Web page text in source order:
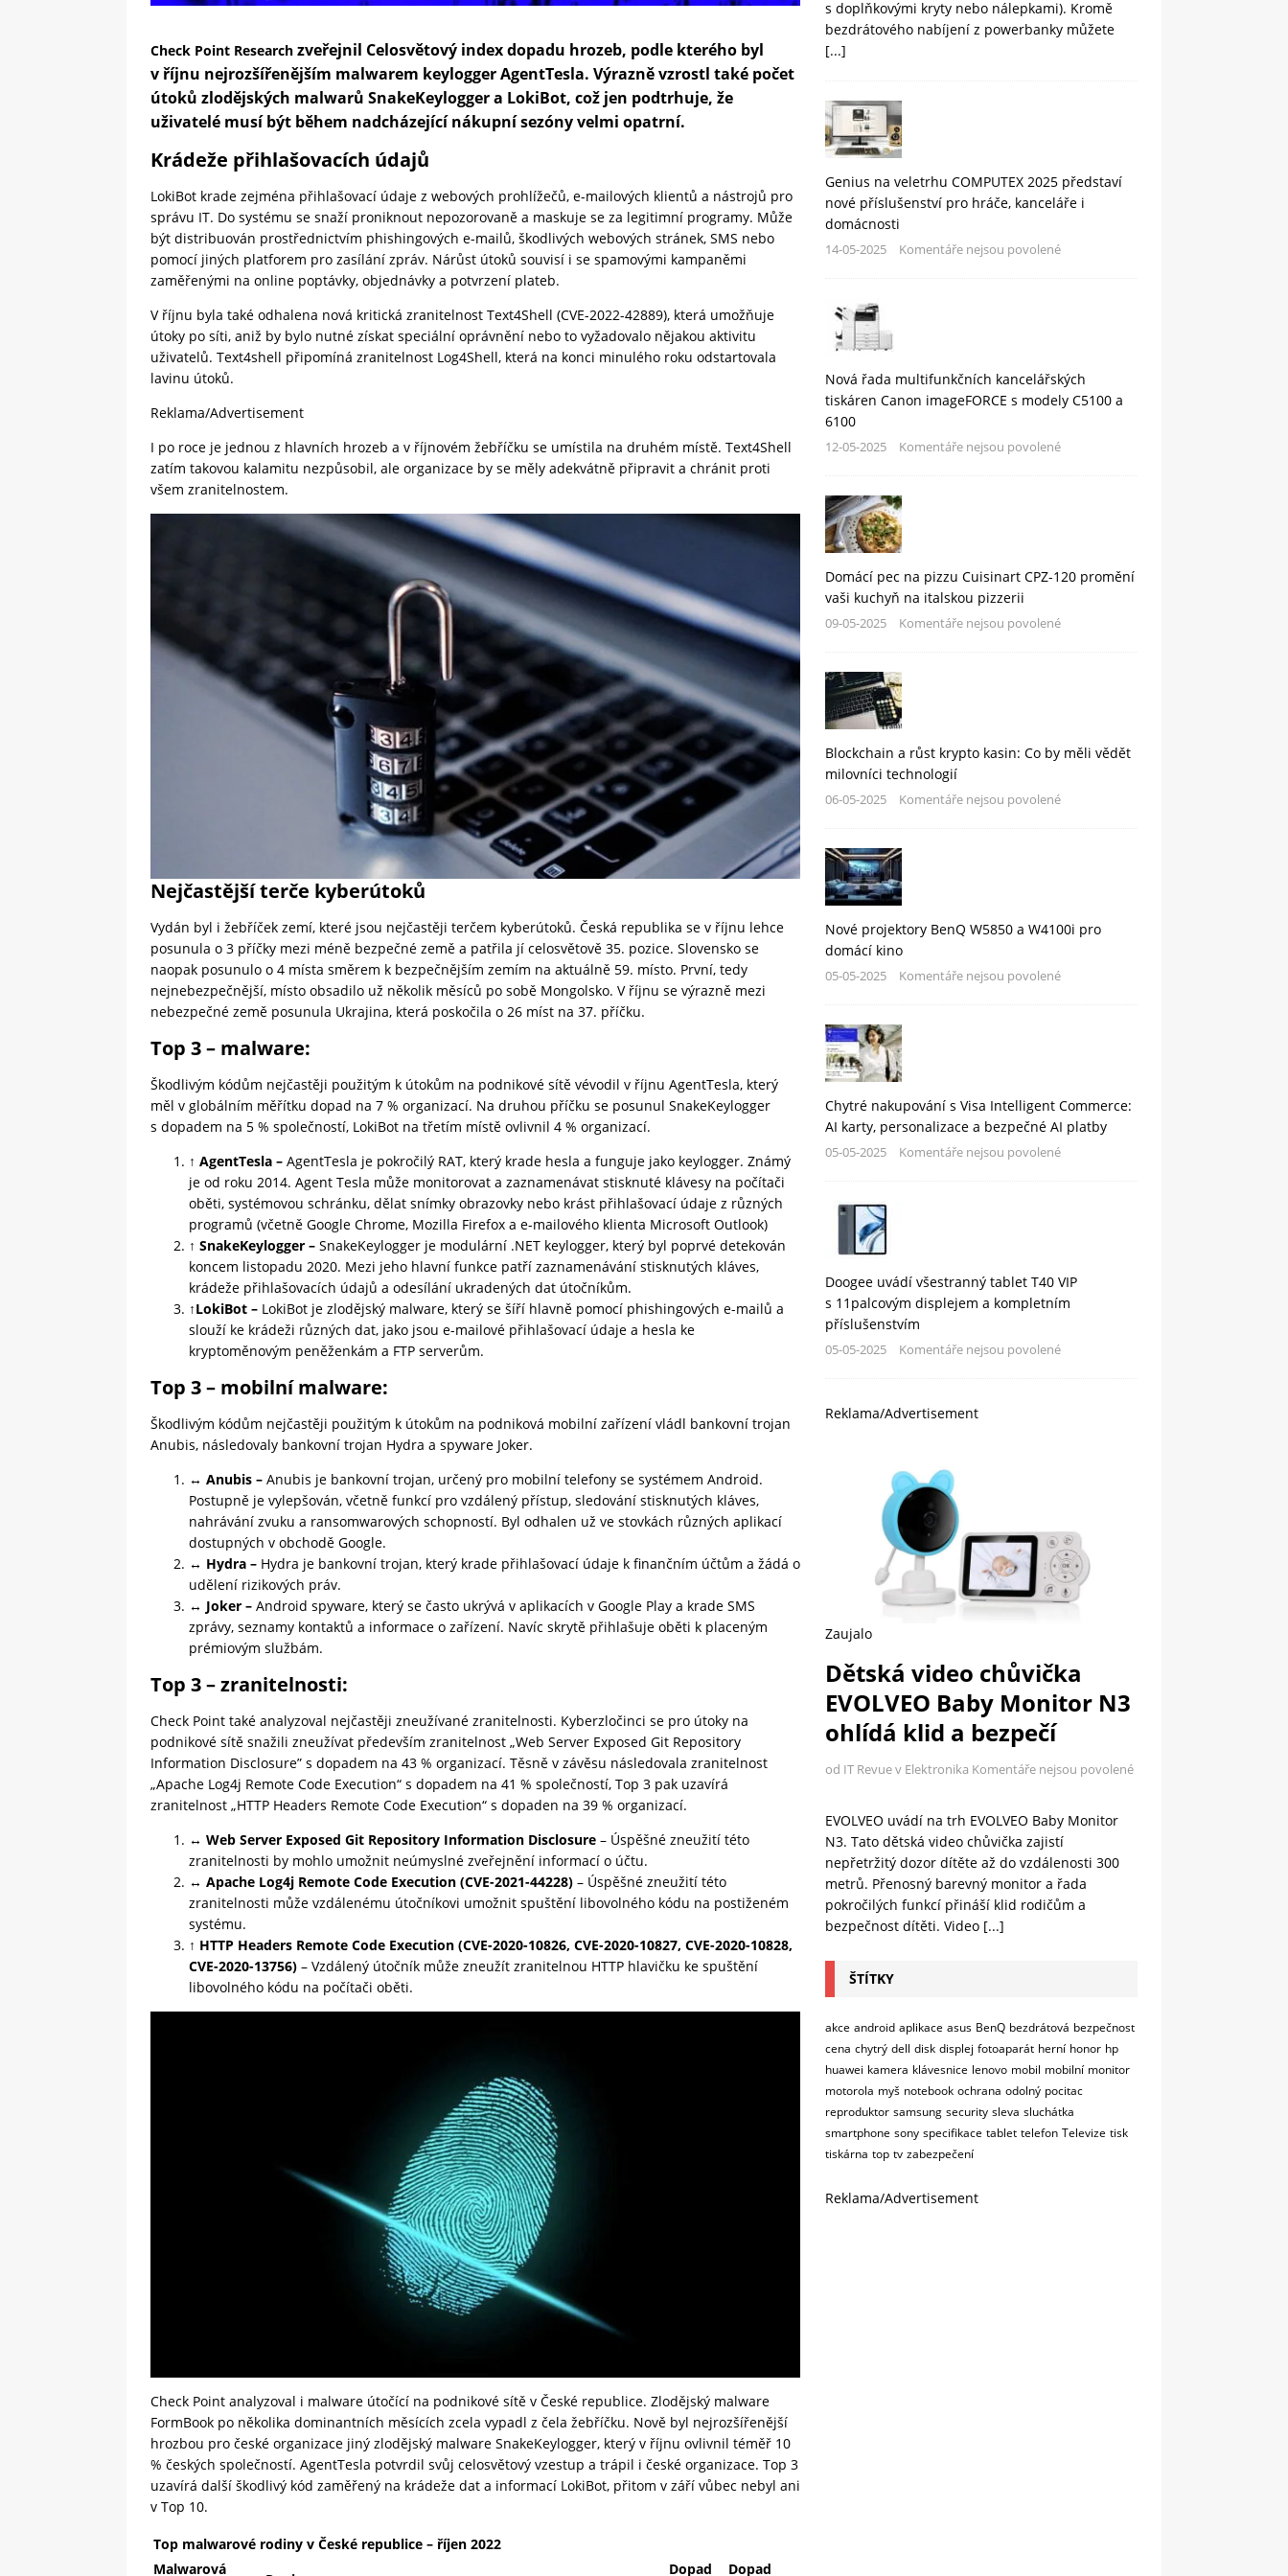
Check Point Research zveřejnil Celosvětový index dopadu hrozeb, podle kterého byl
v říjnu nejrozšířenějším malwarem keylogger AgentTesla. Výrazně vzrostl také počet
útoků zlodějských malwarů SnakeKeylogger a LokiBot, což jen podtrhuje, že
uživatelé musí být během nadcházející nákupní sezóny velmi opatrní.
Krádeže přihlašovacích údajů
LokiBot krade zejména přihlašovací údaje z webových prohlížečů, e-mailových klientů a nástrojů pro
správu IT. Do systému se snaží proniknout nepozorovaně a maskuje se za legitimní programy. Může
být distribuován prostřednictvím phishingových e-mailů, škodlivých webových stránek, SMS nebo
pomocí jiných platforem pro zasílání zpráv. Nárůst útoků souvisí i se spamovými kampaněmi
zaměřenými na online poptávky, objednávky a potvrzení plateb.
V říjnu byla také odhalena nová kritická zranitelnost Text4Shell (CVE-2022-42889), která umožňuje
útoky po síti, aniž by bylo nutné získat speciální oprávnění nebo to vyžadovalo nějakou aktivitu
uživatelů. Text4shell připomíná zranitelnost Log4Shell, která na konci minulého roku odstartovala
lavinu útoků.
Reklama/Advertisement
I po roce je jednou z hlavních hrozeb a v říjnovém žebříčku se umístila na druhém místě. Text4Shell
zatím takovou kalamitu nezpůsobil, ale organizace by se měly adekvátně připravit a chránit proti
všem zranitelnostem.
Nejčastější terče kyberútoků
Vydán byl i žebříček zemí, které jsou nejčastěji terčem kyberútoků. Česká republika se v říjnu lehce
posunula o 3 příčky mezi méně bezpečné země a patřila jí celosvětově 35. pozice. Slovensko se
naopak posunulo o 4 místa směrem k bezpečnějším zemím na aktuálně 59. místo. První, tedy
nejnebezpečnější, místo obsadilo už několik měsíců po sobě Mongolsko. V říjnu se výrazně mezi
nebezpečné země posunula Ukrajina, která poskočila o 26 míst na 37. příčku.
Top 3 – malware:
Škodlivým kódům nejčastěji použitým k útokům na podnikové sítě vévodil v říjnu AgentTesla, který
měl v globálním měřítku dopad na 7 % organizací. Na druhou příčku se posunul SnakeKeylogger
s dopadem na 5 % společností, LokiBot na třetím místě ovlivnil 4 % organizací.
↑ AgentTesla – AgentTesla je pokročilý RAT, který krade hesla a funguje jako keylogger. Známý
je od roku 2014. Agent Tesla může monitorovat a zaznamenávat stisknuté klávesy na počítači
oběti, systémovou schránku, dělat snímky obrazovky nebo krást přihlašovací údaje z různých
programů (včetně Google Chrome, Mozilla Firefox a e-mailového klienta Microsoft Outlook)
↑ SnakeKeylogger – SnakeKeylogger je modulární .NET keylogger, který byl poprvé detekován
koncem listopadu 2020. Mezi jeho hlavní funkce patří zaznamenávání stisknutých kláves,
krádeže přihlašovacích údajů a odesílání ukradených dat útočníkům.
↑LokiBot – LokiBot je zlodějský malware, který se šíří hlavně pomocí phishingových e-mailů a
slouží ke krádeži různých dat, jako jsou e-mailové přihlašovací údaje a hesla ke
kryptoměnovým peněženkám a FTP serverům.
Top 3 – mobilní malware:
Škodlivým kódům nejčastěji použitým k útokům na podniková mobilní zařízení vládl bankovní trojan
Anubis, následovaly bankovní trojan Hydra a spyware Joker.
↔ Anubis – Anubis je bankovní trojan, určený pro mobilní telefony se systémem Android.
Postupně je vylepšován, včetně funkcí pro vzdálený přístup, sledování stisknutých kláves,
nahrávání zvuku a ransomwarových schopností. Byl odhalen už ve stovkách různých aplikací
dostupných v obchodě Google.
↔ Hydra – Hydra je bankovní trojan, který krade přihlašovací údaje k finančním účtům a žádá o
udělení rizikových práv.
↔ Joker – Android spyware, který se často ukrývá v aplikacích v Google Play a krade SMS
zprávy, seznamy kontaktů a informace o zařízení. Navíc skrytě přihlašuje oběti k placeným
prémiovým službám.
Top 3 – zranitelnosti:
Check Point také analyzoval nejčastěji zneužívané zranitelnosti. Kyberzločinci se pro útoky na
podnikové sítě snažili zneužívat především zranitelnost „Web Server Exposed Git Repository
Information Disclosure” s dopadem na 43 % organizací. Těsně v závěsu následovala zranitelnost
„Apache Log4j Remote Code Execution“ s dopadem na 41 % společností, Top 3 pak uzavírá
zranitelnost „HTTP Headers Remote Code Execution“ s dopaden na 39 % organizací.
↔ Web Server Exposed Git Repository Information Disclosure – Úspěšné zneužití této
zranitelnosti by mohlo umožnit neúmyslné zveřejnění informací o účtu.
↔ Apache Log4j Remote Code Execution (CVE-2021-44228) – Úspěšné zneužití této
zranitelnosti může vzdálenému útočníkovi umožnit spuštění libovolného kódu na postiženém
systému.
↑ HTTP Headers Remote Code Execution (CVE-2020-10826, CVE-2020-10827, CVE-2020-10828,
CVE-2020-13756) – Vzdálený útočník může zneužít zranitelnou HTTP hlavičku ke spuštění
libovolného kódu na počítači oběti.
Check Point analyzoval i malware útočící na podnikové sítě v České republice. Zlodějský malware
FormBook po několika dominantních měsících zcela vypadl z čela žebříčku. Nově byl nejrozšířenější
hrozbou pro české organizace jiný zlodějský malware SnakeKeylogger, který v říjnu ovlivnil téměř 10
% českých společností. AgentTesla potvrdil svůj celosvětový vzestup a trápil i české organizace. Top 3
uzavírá další škodlivý kód zaměřený na krádeže dat a informací LokiBot, přitom v září vůbec nebyl ani
v Top 10.
Top malwarové rodiny v České republice – říjen 2022
Malwarová
Dopad Dopad
s doplňkovými kryty nebo nálepkami). Kromě
bezdrátového nabíjení z powerbanky můžete
[...]
Genius na veletrhu COMPUTEX 2025 představí
nové příslušenství pro hráče, kanceláře i
domácnosti
14-05-2025 Komentáře nejsou povolené
Nová řada multifunkčních kancelářských
tiskáren Canon imageFORCE s modely C5100 a
6100
12-05-2025 Komentáře nejsou povolené
Domácí pec na pizzu Cuisinart CPZ-120 promění
vaši kuchyň na italskou pizzerii
09-05-2025 Komentáře nejsou povolené
Blockchain a růst krypto kasin: Co by měli vědět
milovníci technologií
06-05-2025 Komentáře nejsou povolené
Nové projektory BenQ W5850 a W4100i pro
domácí kino
05-05-2025 Komentáře nejsou povolené
Chytré nakupování s Visa Intelligent Commerce:
AI karty, personalizace a bezpečné AI platby
05-05-2025 Komentáře nejsou povolené
Doogee uvádí všestranný tablet T40 VIP
s 11palcovým displejem a kompletním
příslušenstvím
05-05-2025 Komentáře nejsou povolené
Reklama/Advertisement
Zaujalo
Dětská video chůvička
EVOLVEO Baby Monitor N3
ohlídá klid a bezpečí
od IT Revue v Elektronika Komentáře nejsou povolené
EVOLVEO uvádí na trh EVOLVEO Baby Monitor
N3. Tato dětská video chůvička zajistí
nepřetržitý dozor dítěte až do vzdálenosti 300
metrů. Přenosný barevný monitor a řada
pokročilých funkcí přináší klid rodičům a
bezpečnost dítěti. Video [...]
ŠTÍTKY
akce android aplikace asus BenQ bezdrátová bezpečnost
cena chytrý dell disk displej fotoaparát herní honor hp
huawei kamera klávesnice lenovo mobil mobilní monitor
motorola myš notebook ochrana odolný pocitac
reproduktor samsung security sleva sluchátka
smartphone sony specifikace tablet telefon Televize tisk
tiskárna top tv zabezpečení
Reklama/Advertisement